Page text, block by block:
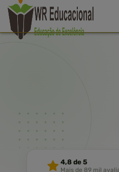
4,8 de 5
Mais de 89 mil